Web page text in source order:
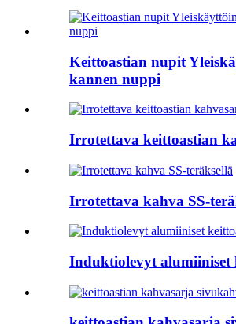
Keittoastian nupit
kannen nuppi
Irrotettava keittoastian
Irrotettava kahva SS-
Induktiolevyt alumiiniset